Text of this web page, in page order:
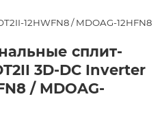
12HWFN8 / MDOAG-12HFN8
сплит-
3D-DC Inverter
/ MDOAG-